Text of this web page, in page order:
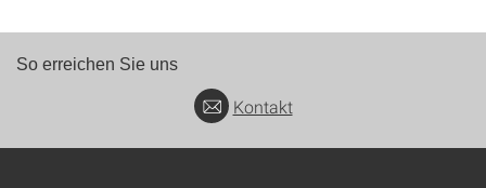
So erreichen Sie uns
Kontakt